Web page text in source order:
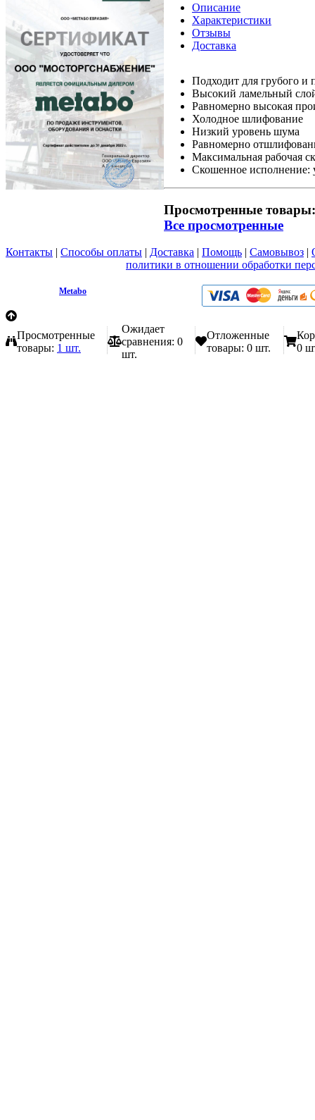
Описание
Характеристики
Отзывы
Доставка
Подходит для грубого и
Высокий ламельный
Равномерно высокая
Холодное шлифование
Низкий уровень шума
Равномерно
Максимальная рабочая
Скошенное исполнение:
Просмотренные товары:
Все просмотренные
Контакты | Способы оплаты | Доставка | Помощь | Самовывоз |
политики в отношении обработки
Metabo
Просмотренные
товары: 1 шт.
Ожидает
сравнения: 0
шт.
Отложенные
товары: 0 шт.
0